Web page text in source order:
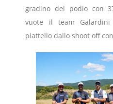
gradino del podio con
vuote il team
piattello dallo shoot off